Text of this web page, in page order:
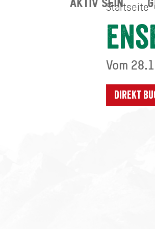
Startseite
Vom
Direkt
AKTIV SEIN